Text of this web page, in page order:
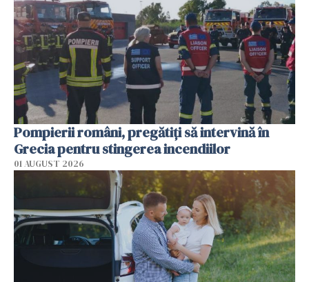
Pompierii români, pregătiţi să intervină în
Grecia pentru stingerea incendiilor
01 AUGUST 2026